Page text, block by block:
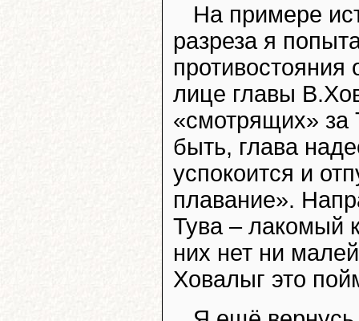
На примере
разреза я
лице главы
«смотрящих»
быть, глава
успокоится и
плавание».
Тува – лакомый
них нет ни
Ховалыг это